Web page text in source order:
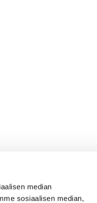
median
sosiaalisen median,